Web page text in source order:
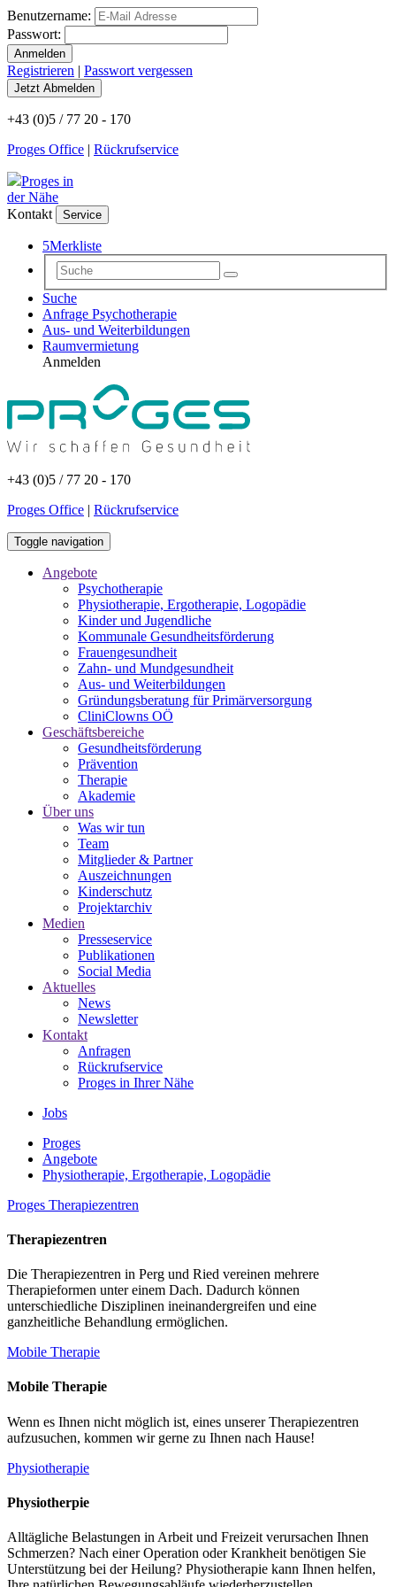
Benutzername:
Passwort:
Registrieren | Passwort vergessen
+43 (0)5 / 77 20 - 170
Proges Office | Rückrufservice
Proges in
der Nähe
Kontakt
Service
5Merkliste
Suche
Anfrage Psychotherapie
Aus- und Weiterbildungen
Raumvermietung
Anmelden
+43 (0)5 / 77 20 - 170
Proges Office | Rückrufservice
Toggle navigation
Angebote
Psychotherapie
Physiotherapie, Ergotherapie, Logopädie
Kinder und Jugendliche
Kommunale Gesundheitsförderung
Frauengesundheit
Zahn- und Mundgesundheit
Aus- und Weiterbildungen
Gründungsberatung für Primärversorgung
CliniClowns OÖ
Geschäftsbereiche
Gesundheitsförderung
Prävention
Therapie
Akademie
Über uns
Was wir tun
Team
Mitglieder & Partner
Auszeichnungen
Kinderschutz
Projektarchiv
Medien
Presseservice
Publikationen
Social Media
Aktuelles
News
Newsletter
Kontakt
Anfragen
Rückrufservice
Proges in Ihrer Nähe
Jobs
Proges
Angebote
Physiotherapie, Ergotherapie, Logopädie
Proges Therapiezentren
Therapiezentren
Die Therapiezentren in Perg und Ried vereinen mehrere
Therapieformen unter einem Dach. Dadurch können
unterschiedliche Disziplinen ineinandergreifen und eine
ganzheitliche Behandlung ermöglichen.
Mobile Therapie
Mobile Therapie
Wenn es Ihnen nicht möglich ist, eines unserer Therapiezentren
aufzusuchen, kommen wir gerne zu Ihnen nach Hause!
Physiotherapie
Physiotherpie
Alltägliche Belastungen in Arbeit und Freizeit verursachen Ihnen
Schmerzen? Nach einer Operation oder Krankheit benötigen Sie
Unterstützung bei der Heilung? Physiotherapie kann Ihnen helfen,